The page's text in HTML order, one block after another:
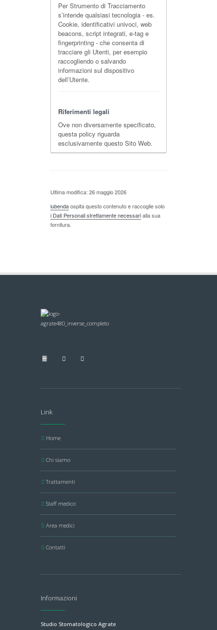
Per Strumento di Tracciamento
s’intende qualsiasi tecnologia - es.
Cookie, identificativi univoci, web
beacons, script integrati, e-tag e
fingerprinting - che consenta di
tracciare gli Utenti, per esempio
raccogliendo o salvando
informazioni sul dispositivo
dell’Utente.
Riferimenti legali
Ove non diversamente specificato,
questa policy riguarda
esclusivamente questo Sito Web.
Ultima modifica: 26 maggio 2026
iubendaospita questo contenuto e raccoglie solo
i Dati Personali strettamente necessarialla sua
fornitura.
Link
Home
Chi siamo
Trattamenti
Staff medico
Area medici
Contatti
Informazioni
Studio Stomatologico Agrate